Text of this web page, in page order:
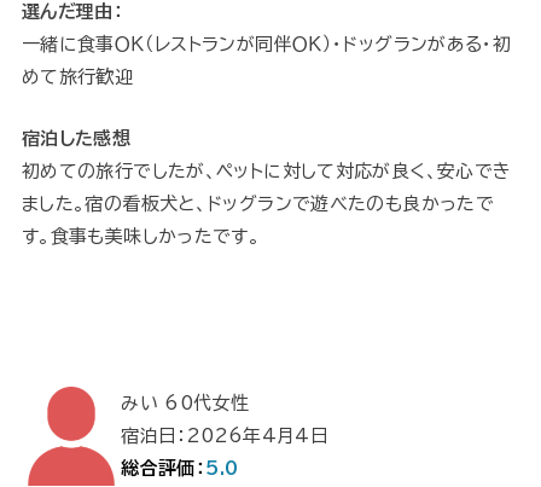
選んだ理由：
一緒に食事ＯＫ（レストランが同伴ＯＫ）・ドッグランがある・初
めて旅行歓迎
宿泊した感想
初めての旅行でしたが、ペットに対して対応が良く、安心でき
ました。宿の看板犬と、ドッグランで遊べたのも良かったで
す。食事も美味しかったです。
みい 60代女性
宿泊日：2026年4月4日
総合評価： 5.0